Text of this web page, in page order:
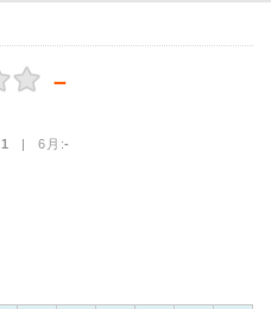
－
1 | 6月:-